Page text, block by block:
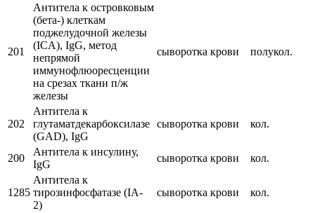
201
Антитела к островковым
(бета-) клеткам
поджелудочной железы
(ICA), IgG, метод
непрямой
иммунофлюоресценции
на срезах ткани п/ж
железы
сыворотка крови полукол.
202
Антитела к
глутаматдекарбоксилазе
(GAD), IgG
сыворотка крови кол.
200
Антитела к инсулину,
IgG
сыворотка крови кол.
1285
Антитела к
тирозинфосфатазе (IA-
2)
сыворотка крови кол.